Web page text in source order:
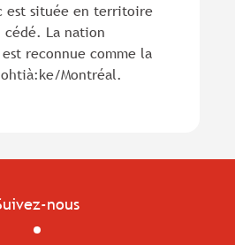
est située en territoire
La nation
est reconnue comme la
Montréal.
nous